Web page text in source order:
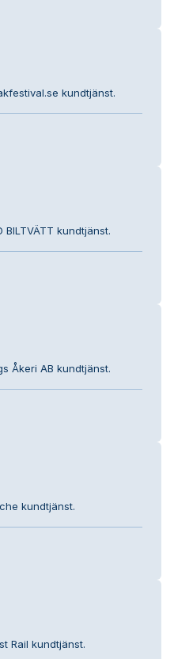
kundtjänst.
BILTVÄTT kundtjänst.
Åkeri AB kundtjänst.
kundtjänst.
Rail kundtjänst.